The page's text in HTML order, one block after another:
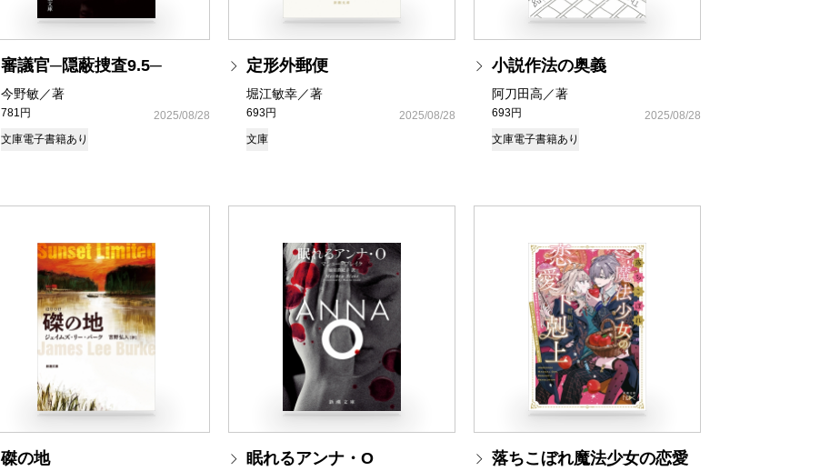
審議官─隠蔽捜査9.5─
今野敏／著
781円
2025/08/28
文庫電子書籍あり
定形外郵便
堀江敏幸／著
693円
2025/08/28
文庫
小説作法の奥義
阿刀田高／著
693円
2025/08/28
文庫電子書籍あり
磔の地 眠れるアンナ・O
落ちこぼれ魔法少女の恋愛